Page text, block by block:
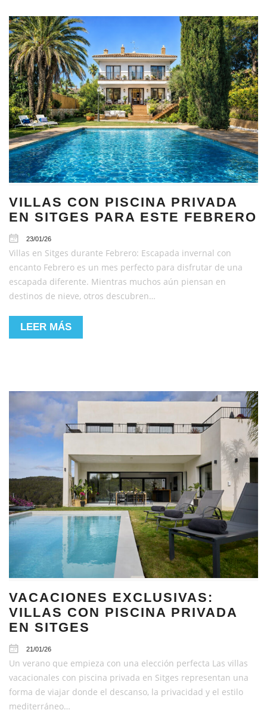
VILLAS CON PISCINA PRIVADA
EN SITGES PARA ESTE FEBRERO
23/01/26
Villas en Sitges durante Febrero: Escapada invernal con
encanto Febrero es un mes perfecto para disfrutar de una
escapada diferente. Mientras muchos aún piensan en
destinos de nieve, otros descubren…
LEER MÁS
VACACIONES EXCLUSIVAS:
VILLAS CON PISCINA PRIVADA
EN SITGES
21/01/26
Un verano que empieza con una elección perfecta Las villas
vacacionales con piscina privada en Sitges representan una
forma de viajar donde el descanso, la privacidad y el estilo
mediterráneo…